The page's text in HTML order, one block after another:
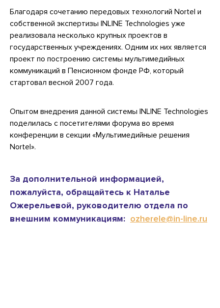
Благодаря сочетанию передовых технологий Nortel и
собственной экспертизы INLINE Technologies уже
реализовала несколько крупных проектов в
государственных учреждениях. Одним их них является
проект по построению системы мультимедийных
коммуникаций в Пенсионном фонде РФ, который
стартовал весной 2007 года.
Опытом внедрения данной системы INLINE Technologies
поделилась с посетителями форума во время
конференции в секции «Мультимедийные решения
Nortel».
За дополнительной информацией,
пожалуйста, обращайтесь к Наталье
Ожерельевой, руководителю отдела по
внешним коммуникациям: ozherele@in-line.ru